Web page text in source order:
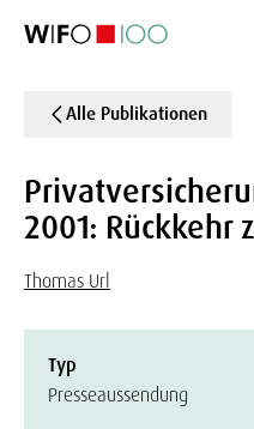
Alle Publikationen
2001: Rückkehr
Thomas Url
Typ
Presseaussendung